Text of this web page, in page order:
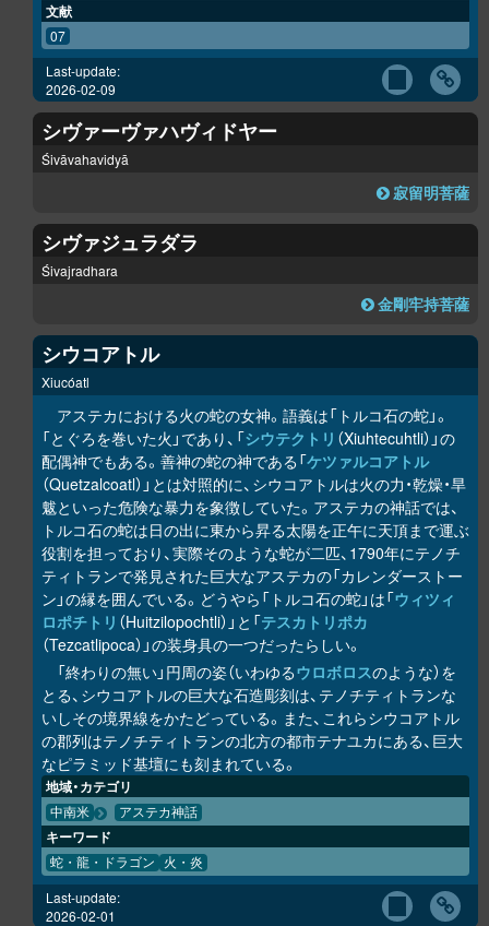
文献
07
Last-update:
2026-02-09
シヴァーヴァハヴィドヤー
Śivāvahavidyā
寂留明菩薩
シヴァジュラダラ
Śivajradhara
金剛牢持菩薩
シウコアトル
Xiucóatl
アステカにおける火の蛇の女神。語義は「トルコ石の蛇」。
「とぐろを巻いた火」であり、「シウテクトリ （Xiuhtecuhtli）」の
配偶神でもある。善神の蛇の神である「ケツァルコアトル
（Quetzalcoatl）」とは対照的に、シウコアトルは火の力・乾燥・旱
魃といった危険な暴力を象徴していた。アステカの神話では、
トルコ石の蛇は日の出に東から昇る太陽を正午に天頂まで運ぶ
役割を担っており、実際そのような蛇が二匹、1790年にテノチ
ティトランで発見された巨大なアステカの「カレンダーストー
ン」の縁を囲んでいる。どうやら「トルコ石の蛇」は「ウィツィ
ロポチトリ （Huitzilopochtli）」と「テスカトリポカ
（Tezcatlipoca）」の装身具の一つだったらしい。
「終わりの無い」円周の姿（いわゆるウロボロスのような）を
とる、シウコアトルの巨大な石造彫刻は、テノチティトランな
いしその境界線をかたどっている。また、これらシウコアトル
の郡列はテノチティトランの北方の都市テナユカにある、巨大
なピラミッド基壇にも刻まれている。
地域・カテゴリ
中南米 アステカ神話
キーワード
蛇・龍・ドラゴン 火・炎
Last-update:
2026-02-01